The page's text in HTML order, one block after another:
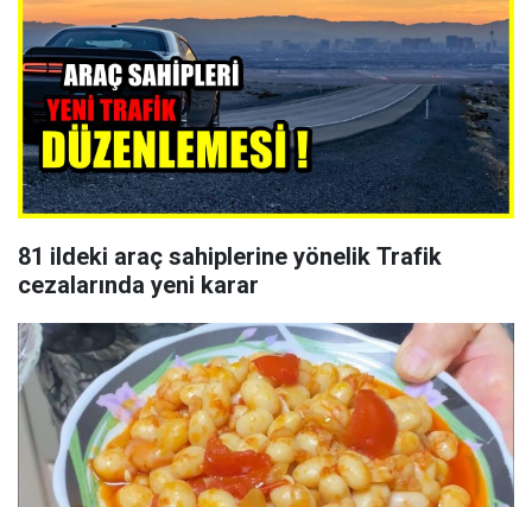
81 ildeki araç sahiplerine yönelik Trafik
cezalarında yeni karar